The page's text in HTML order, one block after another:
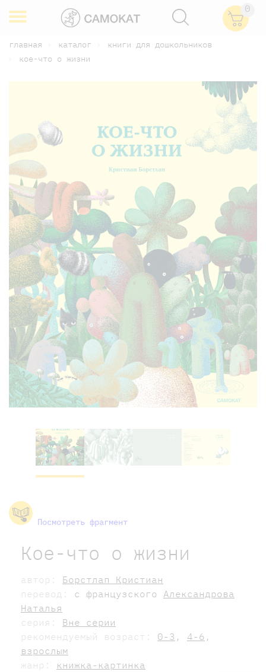
0
главная каталог
книги для дошкольников
кое-что о жизни
Посмотреть фрагмент
Кое-что о жизни
автор: Борстлап Кристиан
перевод: с французского Александрова
Наталья
серия: Вне серии
рекомендуемый возраст: 0-3 , 4-6 ,
взрослым
жанр: книжка-картинка